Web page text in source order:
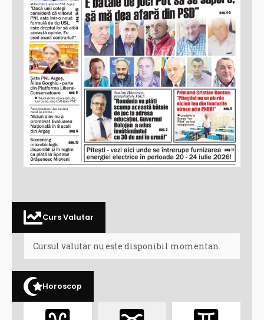
Curs Valutar
Cursul valutar nu este disponibil momentan.
Horoscop